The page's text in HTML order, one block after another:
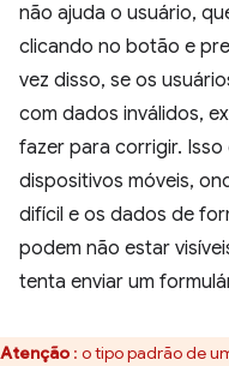
não ajuda o usuário,
clicando no botão e
vez disso, se os
com dados inválidos,
fazer para corrigir.
dispositivos móveis,
difícil e os dados de
podem não estar
tenta enviar um
Atenção : o tipo padrão de